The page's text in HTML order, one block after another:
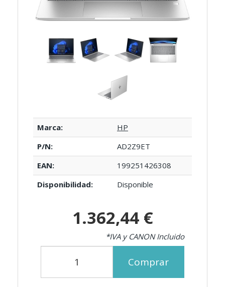
Marca:
HP
P/N:
AD2Z9ET
EAN:
199251426308
Disponibilidad:
Disponible
1.362,44 €
*IVA y CANON Incluido
Comprar